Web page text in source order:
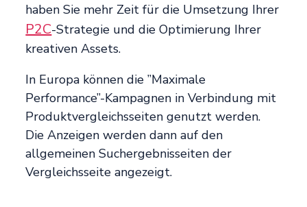
haben Sie mehr Zeit für die Umsetzung Ihrer
P2C-Strategie und die Optimierung Ihrer
kreativen Assets.
In Europa können die ”Maximale
Performance”-Kampagnen in Verbindung mit
Produktvergleichsseiten genutzt werden.
Die Anzeigen werden dann auf den
allgemeinen Suchergebnisseiten der
Vergleichsseite angezeigt.